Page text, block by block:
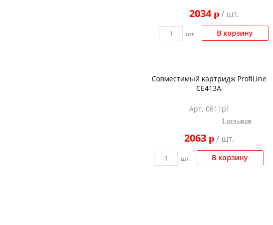
2034p/ шт.
шт. В корзину
Совместимый картридж ProfiLine
CE413A
Арт. 0811pl
1 отзывов
2063 p/ шт.
шт. В корзину